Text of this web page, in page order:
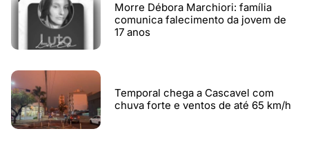
Morre Débora Marchiori: família
comunica falecimento da jovem de
17 anos
Temporal chega a Cascavel com
chuva forte e ventos de até 65 km/h